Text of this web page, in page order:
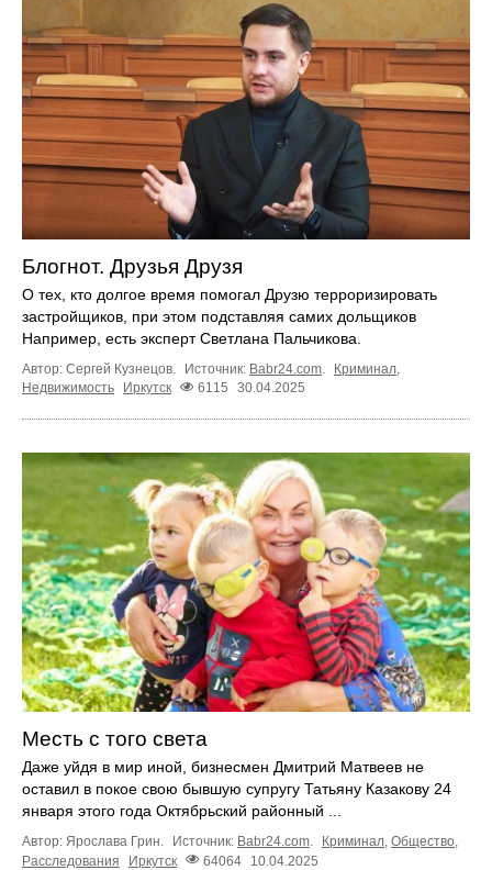
Блогнот. Друзья Друзя
О тех, кто долгое время помогал Друзю терроризировать
застройщиков, при этом подставляя самих дольщиков
Например, есть эксперт Светлана Пальчикова.
Автор: Сергей Кузнецов. Источник: Babr24.com Криминал
Недвижимость
Иркутск 6115 30.04.2025
Месть с того света
Даже уйдя в мир иной, бизнесмен Дмитрий Матвеев не
оставил в покое свою бывшую супругу Татьяну Казакову 24
января этого года Октябрьский районный ...
Автор: Ярослава Грин. Источник: Babr24.com. Криминал, Общество,
Расследования
Иркутск 64064 10.04.2025